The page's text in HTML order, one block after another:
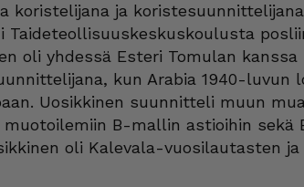
koristelijana ja
Taideteollisuuskeskuskoulusta
oli yhdessä Esteri Tomulan
kun Arabia 1940-luvun
Uosikkinen suunnitteli muun
muotoilemiin B-mallin astioihin
oli Kalevala-vuosilautasten